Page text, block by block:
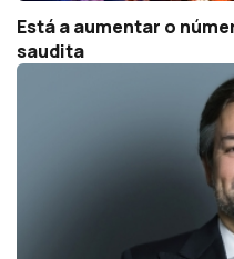
Está a aumentar o
saudita